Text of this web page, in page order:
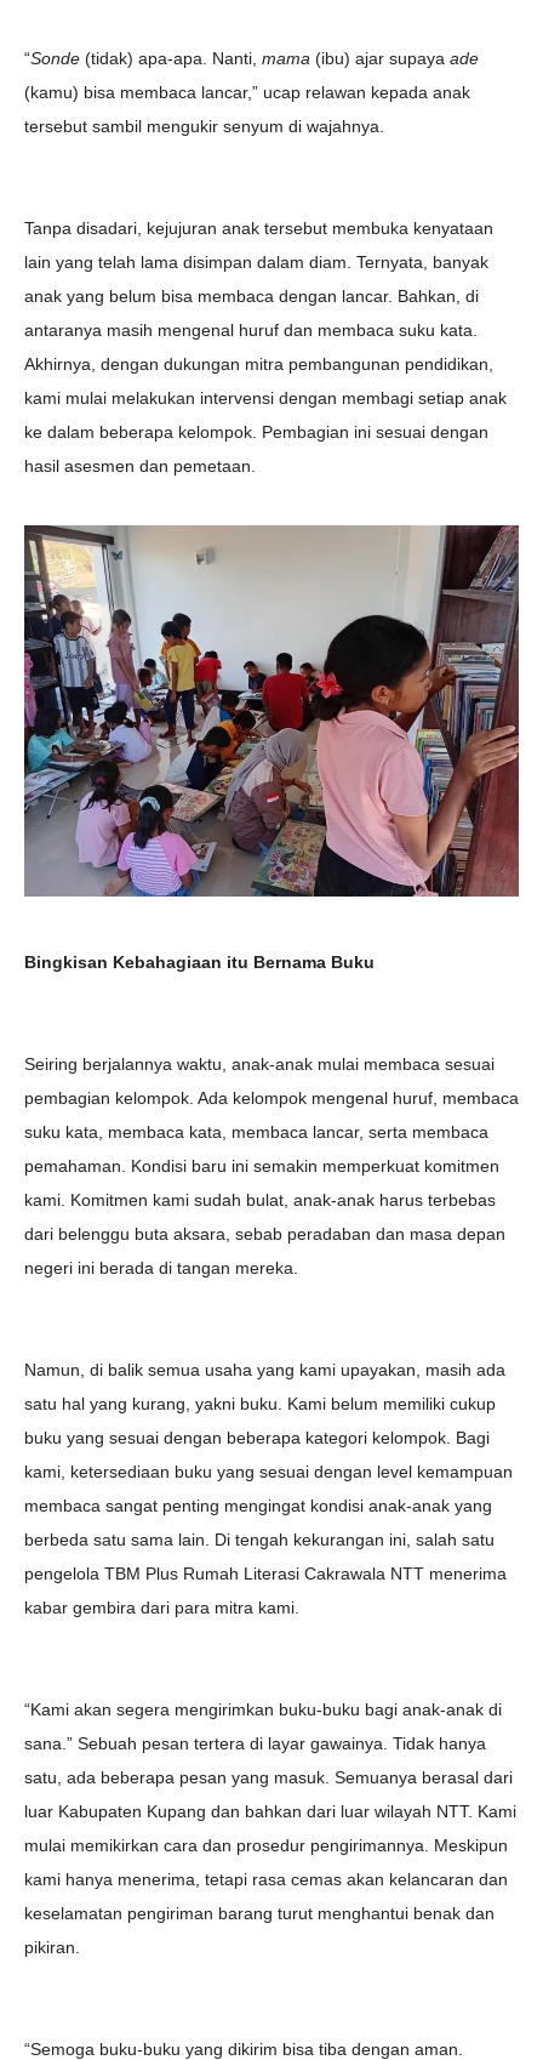
“Sonde (tidak) apa-apa. Nanti, mama (ibu) ajar supaya ade
(kamu) bisa membaca lancar,” ucap relawan kepada anak
tersebut sambil mengukir senyum di wajahnya.
Tanpa disadari, kejujuran anak tersebut membuka kenyataan
lain yang telah lama disimpan dalam diam. Ternyata, banyak
anak yang belum bisa membaca dengan lancar. Bahkan, di
antaranya masih mengenal huruf dan membaca suku kata.
Akhirnya, dengan dukungan mitra pembangunan pendidikan,
kami mulai melakukan intervensi dengan membagi setiap anak
ke dalam beberapa kelompok. Pembagian ini sesuai dengan
hasil asesmen dan pemetaan.
Bingkisan Kebahagiaan itu Bernama Buku
Seiring berjalannya waktu, anak-anak mulai membaca sesuai
pembagian kelompok. Ada kelompok mengenal huruf, membaca
suku kata, membaca kata, membaca lancar, serta membaca
pemahaman. Kondisi baru ini semakin memperkuat komitmen
kami. Komitmen kami sudah bulat, anak-anak harus terbebas
dari belenggu buta aksara, sebab peradaban dan masa depan
negeri ini berada di tangan mereka.
Namun, di balik semua usaha yang kami upayakan, masih ada
satu hal yang kurang, yakni buku. Kami belum memiliki cukup
buku yang sesuai dengan beberapa kategori kelompok. Bagi
kami, ketersediaan buku yang sesuai dengan level kemampuan
membaca sangat penting mengingat kondisi anak-anak yang
berbeda satu sama lain. Di tengah kekurangan ini, salah satu
pengelola TBM Plus Rumah Literasi Cakrawala NTT menerima
kabar gembira dari para mitra kami.
“Kami akan segera mengirimkan buku-buku bagi anak-anak di
sana.” Sebuah pesan tertera di layar gawainya. Tidak hanya
satu, ada beberapa pesan yang masuk. Semuanya berasal dari
luar Kabupaten Kupang dan bahkan dari luar wilayah NTT. Kami
mulai memikirkan cara dan prosedur pengirimannya. Meskipun
kami hanya menerima, tetapi rasa cemas akan kelancaran dan
keselamatan pengiriman barang turut menghantui benak dan
pikiran.
“Semoga buku-buku yang dikirim bisa tiba dengan aman.